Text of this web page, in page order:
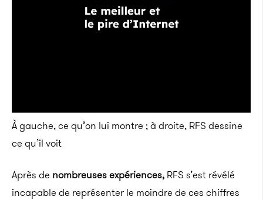
À gauche, ce qu’on lui montre ; à droite, RFS dessine
ce qu’il voit
Après de nombreuses expériences, RFS s’est révélé
incapable de représenter le moindre de ces chiffres